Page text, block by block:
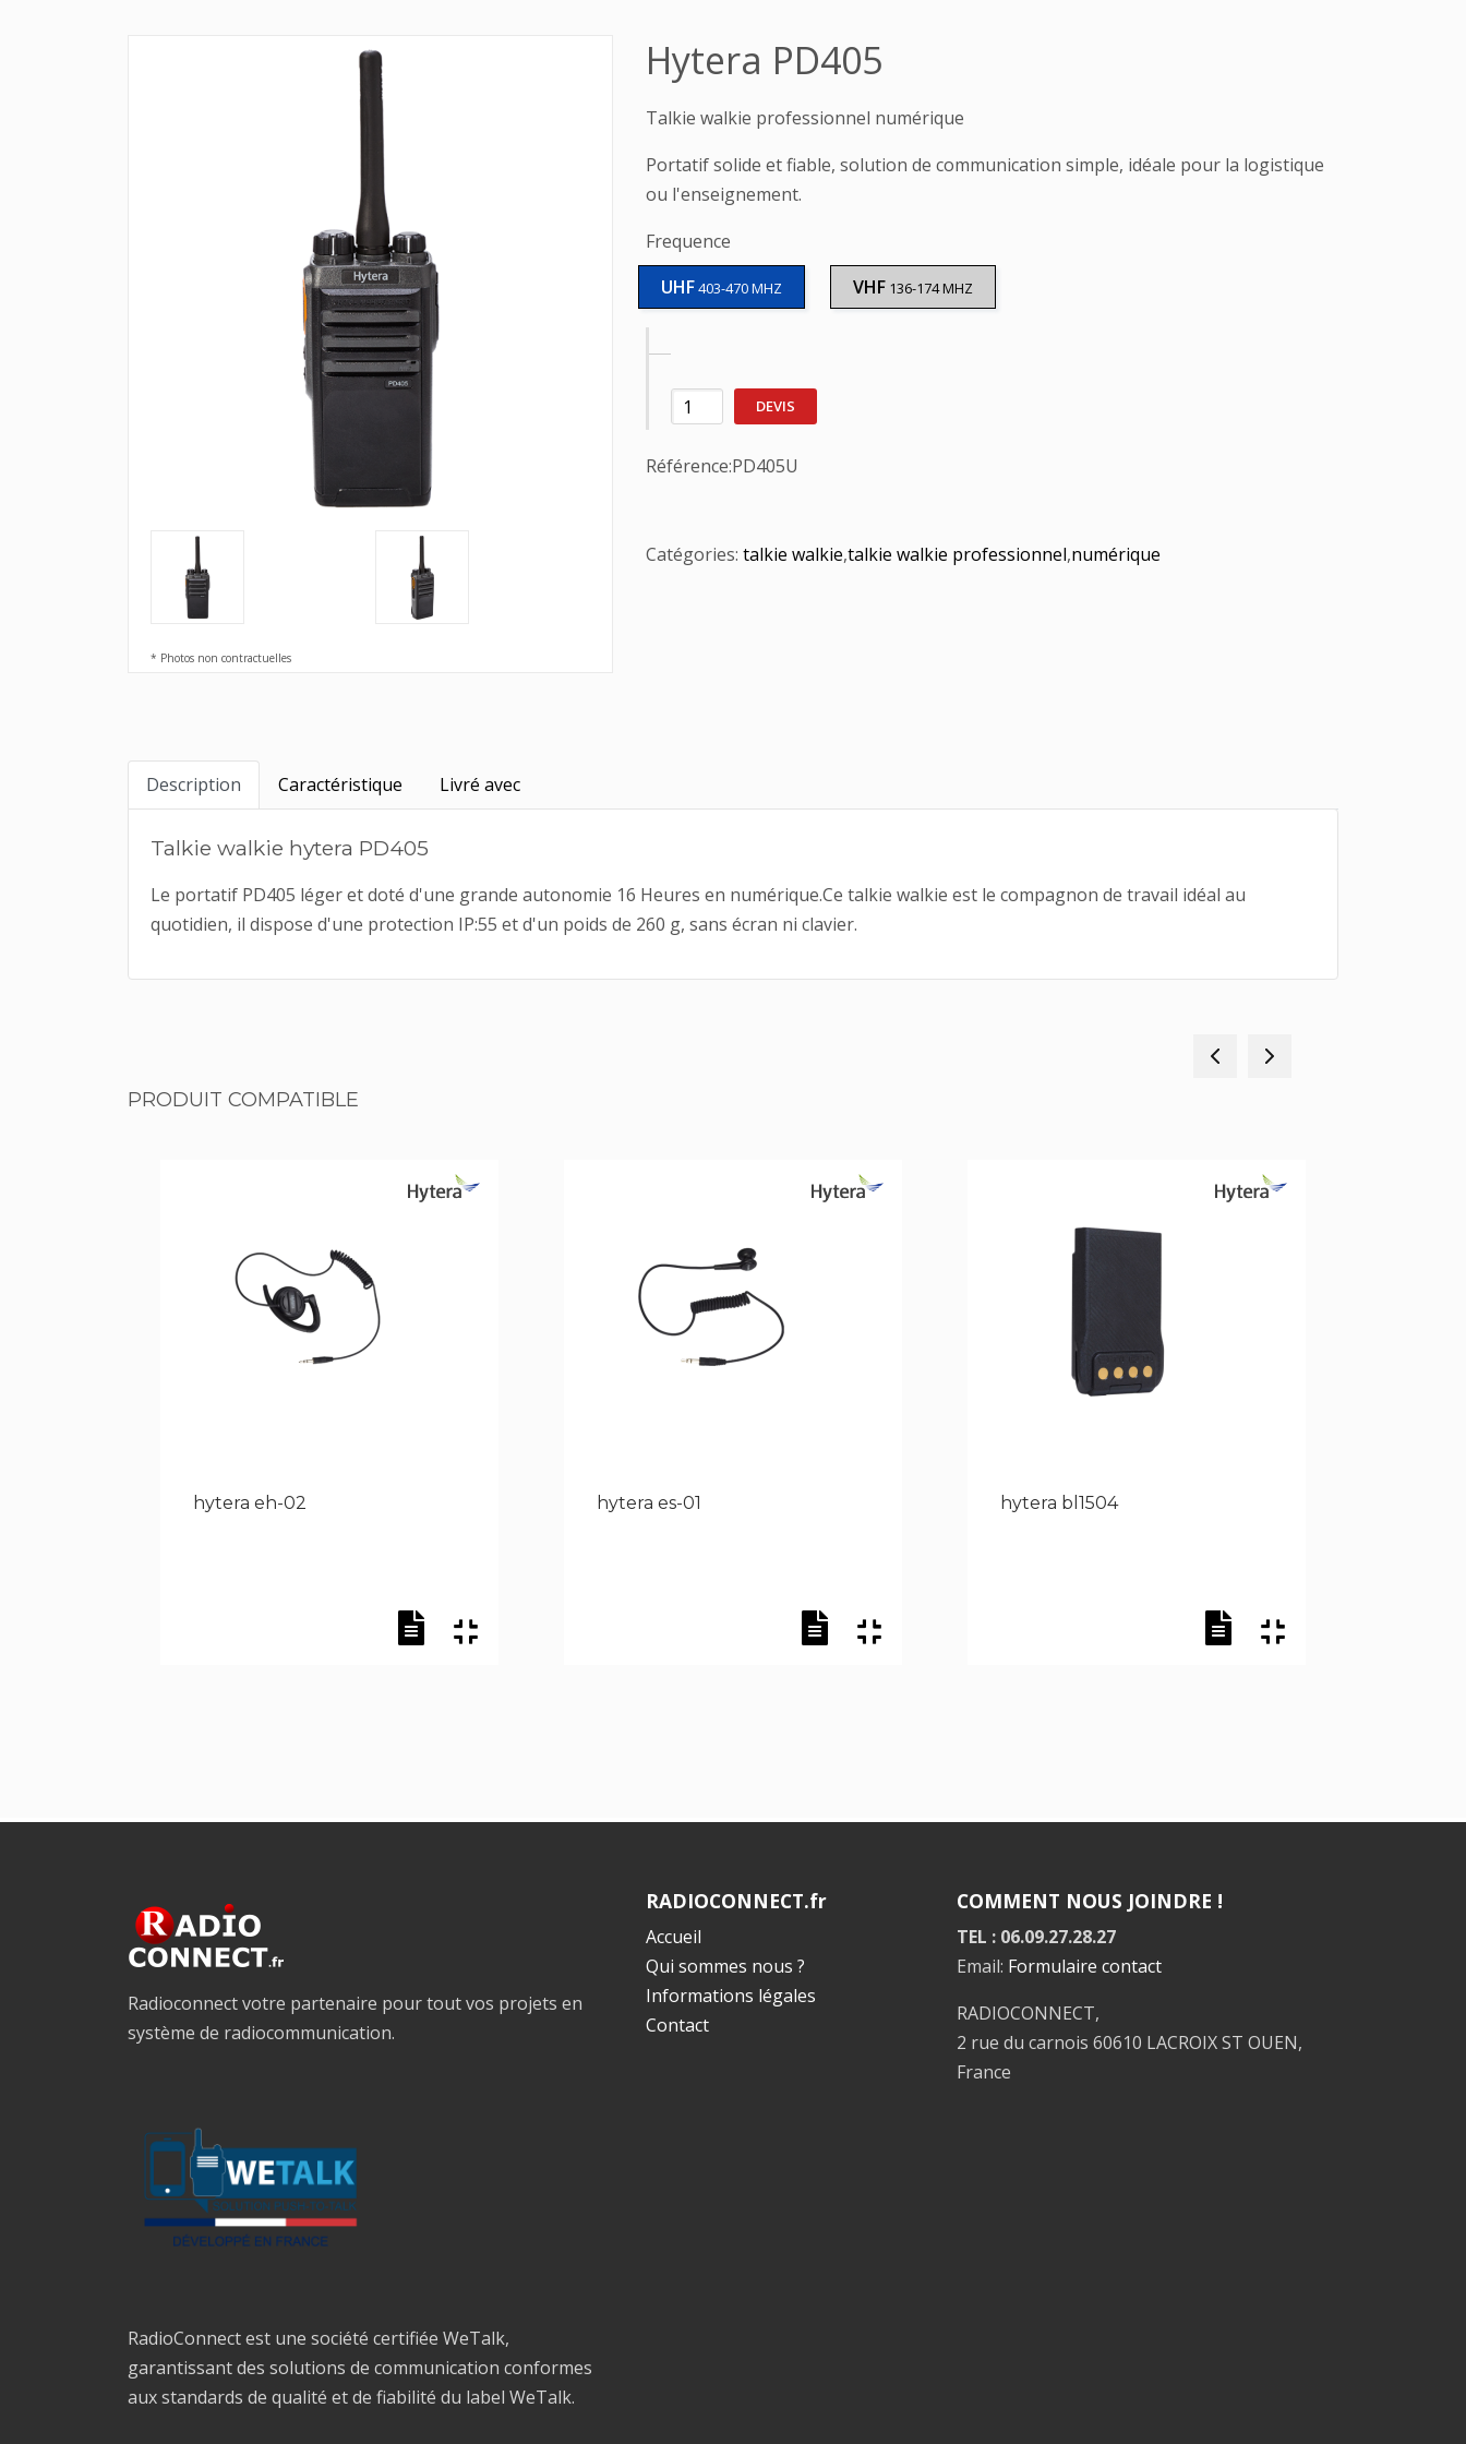
* Photos non contractuelles
Hytera PD405
Talkie walkie professionnel numérique
Portatif solide et fiable, solution de communication simple, idéale pour la logistique
ou l'enseignement.
Frequence
UHF403-470 MHZ VHF 136-174 MHZ
DEVIS
Référence:PD405U
Catégories: talkie walkie,talkie walkie professionnel,numérique
Description Caractéristique Livré avec
Talkie walkie hytera PD405
Le portatif PD405 léger et doté d'une grande autonomie 16 Heures en numérique.Ce talkie walkie est le compagnon de travail idéal au
quotidien, il dispose d'une protection IP:55 et d'un poids de 260 g, sans écran ni clavier.
PRODUIT COMPATIBLE
hytera eh-02 hytera es-01 hytera bl1504
Radioconnect votre partenaire pour tout vos projets en
système de radiocommunication.
RadioConnect est une société certifiée WeTalk,
garantissant des solutions de communication conformes
aux standards de qualité et de fiabilité du label WeTalk.
RADIOCONNECT.fr
Accueil
Qui sommes nous ?
Informations légales
Contact
COMMENT NOUS JOINDRE !
TEL : 06.09.27.28.27
Email: Formulaire contact
RADIOCONNECT,
2 rue du carnois 60610 LACROIX ST OUEN,
France